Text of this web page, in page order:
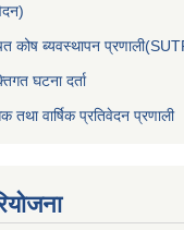
कोष ब्यवस्थापन
घटना दर्ता
तथा वार्षिक प्रतिवेदन प्रणाली